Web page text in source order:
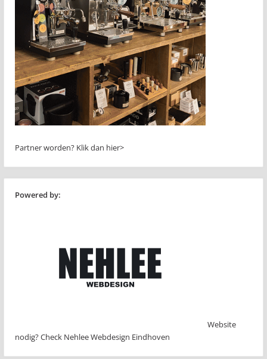
Partner worden? Klik dan hier>
Powered by:
Website
nodig? Check Nehlee Webdesign Eindhoven